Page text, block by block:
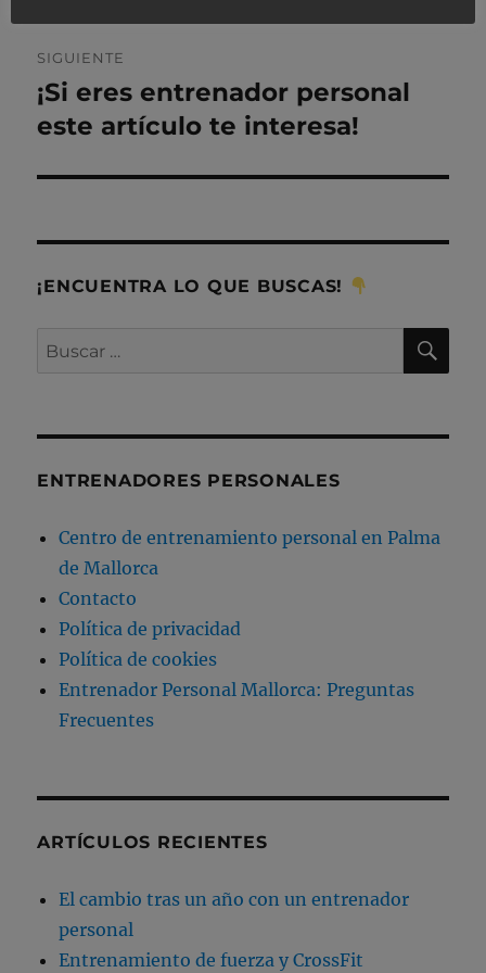
SIGUIENTE
Entrada
siguiente:
¡Si eres entrenador personal
este artículo te interesa!
¡ENCUENTRA LO QUE BUSCAS!
Buscar
ENTRENADORES PERSONALES
Centro de entrenamiento personal en Palma
de Mallorca
Contacto
Política de privacidad
Política de cookies
Entrenador Personal Mallorca: Preguntas
Frecuentes
ARTÍCULOS RECIENTES
El cambio tras un año con un entrenador
personal
Entrenamiento de fuerza y CrossFit